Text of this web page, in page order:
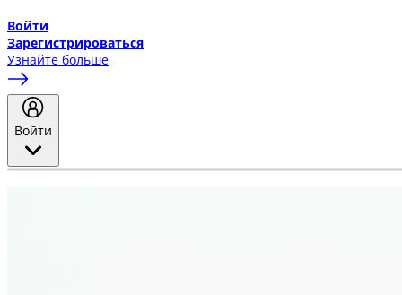
Войти
Зарегистрироваться
Узнайте больше
Войти